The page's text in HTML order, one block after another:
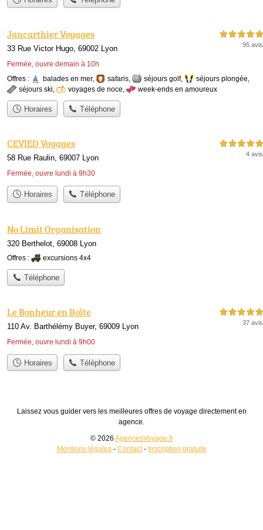
Jancarthier Voyages
33 Rue Victor Hugo, 69002 Lyon
Fermée, ouvre demain à 10h
5,0 étoiles sur 5
95 avis
Offres : balades en mer, safaris séjours golf, séjours plongée
séjours ski
voyages de noce week-ends en amoureux
Horaires Téléphone
CEVIED Voyages
58 Rue Raulin, 69007 Lyon
Fermée, ouvre lundi à 9h30
5,0 étoiles sur 5
4 avis
Horaires Téléphone
No Limit Organisation
320 Berthelot, 69008 Lyon
Offres : excursions 4x4
Téléphone
Le Bonheur en Boîte
110 Av. Barthélémy Buyer, 69009 Lyon
Fermée, ouvre lundi à 9h00
5,0 étoiles sur 5
37 avis
Horaires Téléphone
Laissez vous guider vers les meilleures offres de voyage directement en
agence.
© 2026 AgencesVoyage.fr
Mentions légales- Contact- Inscription gratuite